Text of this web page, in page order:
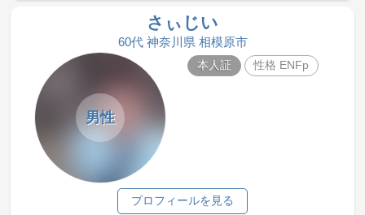
さぃじい
60代 神奈川県 相模原市
男性
本人証 性格 ENFp
プロフィールを見る